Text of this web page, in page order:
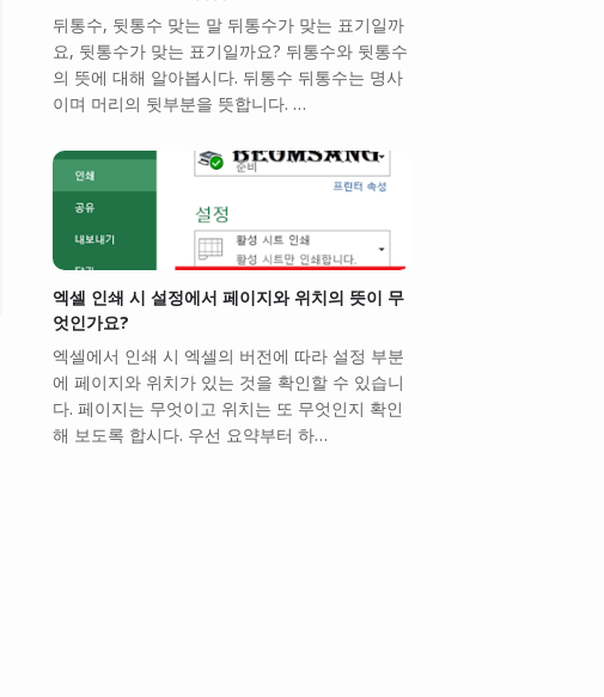
뒤통수, 뒷통수 맞는 말 뒤통수가 맞는 표기일까
요, 뒷통수가 맞는 표기일까요? 뒤통수와 뒷통수
의 뜻에 대해 알아봅시다. 뒤통수 뒤통수는 명사
이며 머리의 뒷부분을 뜻합니다. …
엑셀 인쇄 시 설정에서 페이지와 위치의 뜻이 무
엇인가요?
엑셀에서 인쇄 시 엑셀의 버전에 따라 설정 부분
에 페이지와 위치가 있는 것을 확인할 수 있습니
다. 페이지는 무엇이고 위치는 또 무엇인지 확인
해 보도록 합시다. 우선 요약부터 하…